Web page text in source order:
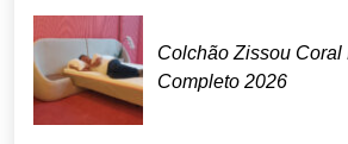
Colchão Zissou Coral
Completo 2026